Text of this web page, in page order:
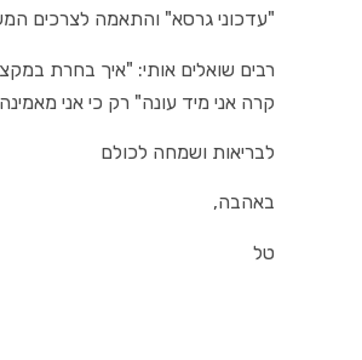
"עדכוני גרסא" והתאמה לצרכים
רבים שואלים אותי: "איך בחרת
קרה אני מיד עונה" רק כי אני
לבריאות ושמחה לכולם
באהבה,
טל